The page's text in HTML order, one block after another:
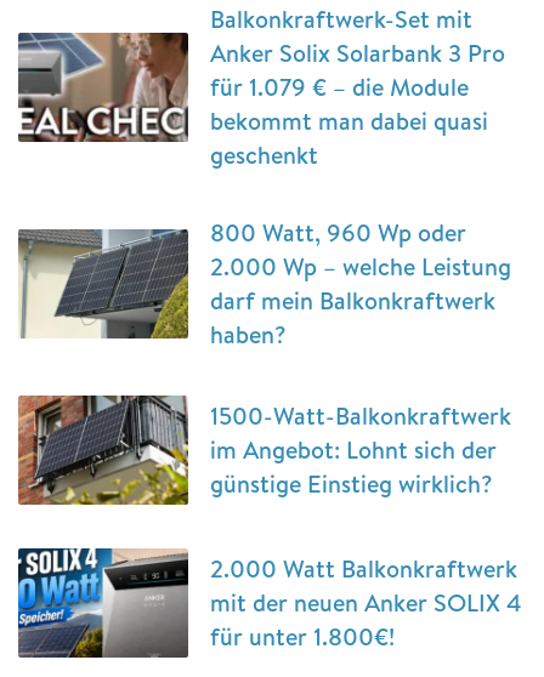
Balkonkraftwerk-Set mit
Anker Solix Solarbank 3 Pro
für 1.079 € – die Module
bekommt man dabei quasi
geschenkt
800 Watt, 960 Wp oder
2.000 Wp – welche Leistung
darf mein Balkonkraftwerk
haben?
1500-Watt-Balkonkraftwerk
im Angebot: Lohnt sich der
günstige Einstieg wirklich?
2.000 Watt Balkonkraftwerk
mit der neuen Anker SOLIX 4
für unter 1.800€!